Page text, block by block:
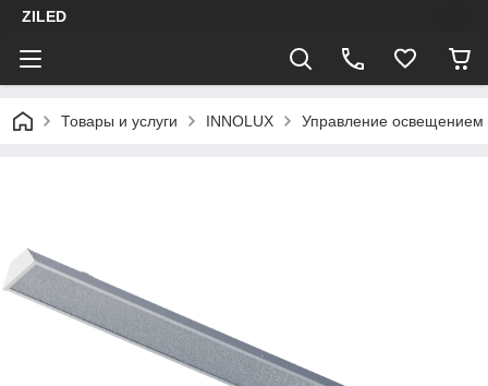
ZILED
Товары и услуги INNOLUX Управление освещением